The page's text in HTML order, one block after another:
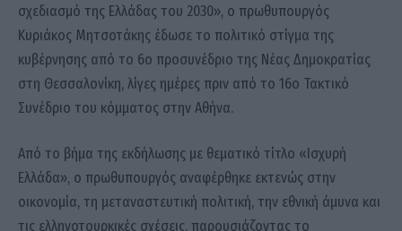
σχεδιασμό της Ελλάδας του 2030», ο πρωθυπουργός
Κυριάκος Μητσοτάκης έδωσε το πολιτικό στίγμα της
κυβέρνησης από το 6ο προσυνέδριο της Νέας Δημοκρατίας
στη Θεσσαλονίκη, λίγες ημέρες πριν από το 16ο Τακτικό
Συνέδριο του κόμματος στην Αθήνα.
Από το βήμα της εκδήλωσης με θεματικό τίτλο «Ισχυρή
Ελλάδα», ο πρωθυπουργός αναφέρθηκε εκτενώς στην
οικονομία, τη μεταναστευτική πολιτική, την εθνική άμυνα και
τις ελληνοτουρκικές σχέσεις, παρουσιάζοντας το